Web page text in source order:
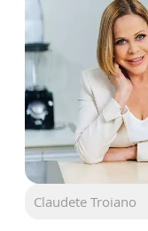
Claudete Troiano